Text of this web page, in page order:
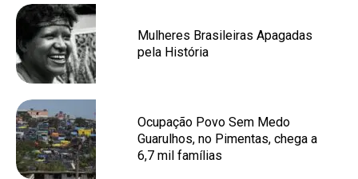
Mulheres Brasileiras Apagadas
pela História
Ocupação Povo Sem Medo
Guarulhos, no Pimentas, chega a
6,7 mil famílias